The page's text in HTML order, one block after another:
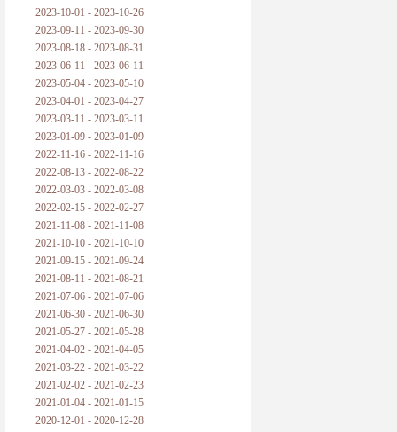
2023-10-01 - 2023-10-26
2023-09-11 - 2023-09-30
2023-08-18 - 2023-08-31
2023-06-11 - 2023-06-11
2023-05-04 - 2023-05-10
2023-04-01 - 2023-04-27
2023-03-11 - 2023-03-11
2023-01-09 - 2023-01-09
2022-11-16 - 2022-11-16
2022-08-13 - 2022-08-22
2022-03-03 - 2022-03-08
2022-02-15 - 2022-02-27
2021-11-08 - 2021-11-08
2021-10-10 - 2021-10-10
2021-09-15 - 2021-09-24
2021-08-11 - 2021-08-21
2021-07-06 - 2021-07-06
2021-06-30 - 2021-06-30
2021-05-27 - 2021-05-28
2021-04-02 - 2021-04-05
2021-03-22 - 2021-03-22
2021-02-02 - 2021-02-23
2021-01-04 - 2021-01-15
2020-12-01 - 2020-12-28